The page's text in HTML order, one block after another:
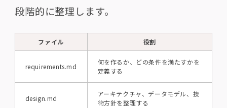
段階的に整理します。
ファイル 役割
requirements.md
何を作るか、どの条件を満たすかを
定義する
design.md
アーキテクチャ、データモデル、技
術方針を整理する